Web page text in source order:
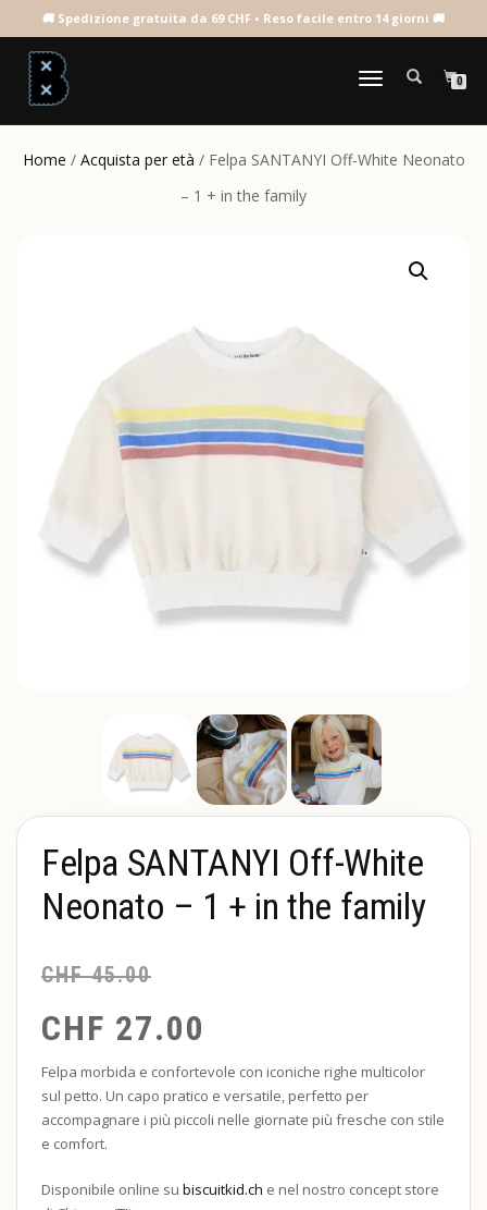
NAVIGAZIONE
0
Home / Acquista per età / Felpa SANTANYI Off-White Neonato
– 1 + in the family
Felpa SANTANYI Off-White
Neonato – 1 + in the family
CHF45.00
CHF 27.00
Felpa morbida e confortevole con iconiche righe multicolor
sul petto. Un capo pratico e versatile, perfetto per
accompagnare i più piccoli nelle giornate più fresche con stile
e comfort.
Disponibile online su biscuitkid.ch e nel nostro concept store